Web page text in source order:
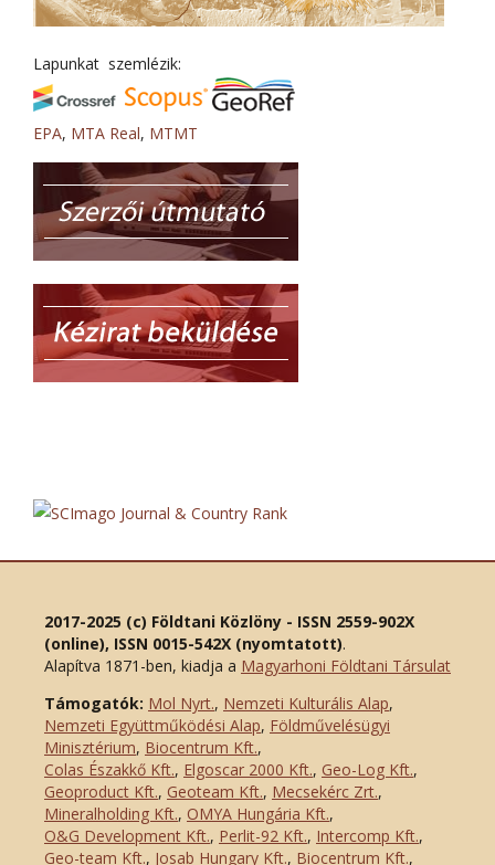
Lapunkat szemlézik:
EPA, MTA Real, MTMT
2017-2025 (c) Földtani Közlöny - ISSN 2559-902X
(online), ISSN 0015-542X (nyomtatott).
Alapítva 1871-ben, kiadja a Magyarhoni Földtani Társulat
Támogatók: Mol Nyrt., Nemzeti Kulturális Alap,
Nemzeti Együttműködési Alap, Földművelésügyi
Minisztérium, Biocentrum Kft.,
Colas Északkő Kft., Elgoscar 2000 Kft., Geo-Log Kft.,
Geoproduct Kft., Geoteam Kft., Mecsekérc Zrt.,
Mineralholding Kft., OMYA Hungária Kft.,
O&G Development Kft., Perlit-92 Kft., Intercomp Kft.,
Geo-team Kft., Josab Hungary Kft., Biocentrum Kft.,